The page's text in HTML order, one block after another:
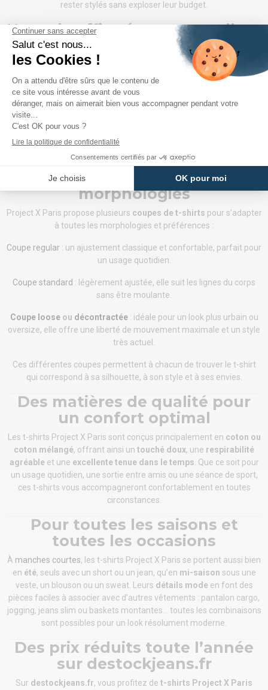
rester stylés sans exploser leur budget.
Un style affirmé pour une allure
Let-shirtest un basique essentiel dans toute garde-robe
masculine, mais Project X Paris en fait une
pièce forte du
dressing. Avec des motifs graphiques, des logos imposants,
des détails travailléset des couleurs variées, les t-shirts de la
marque s’adressent à ceux qui aiment affirmer leur personnalité à
travers leur style. Que vous soyez adepte du
vous recherchiez unetouche audacieuse
trouverez le modèle qui vous correspond.
Des coupes pour toutes les
morphologies
Project X Paris propose plusieurs coupes de t-shirts pour s’adapter
à toutes les morphologies et préférences :
Coupe regular : un ajustement classique et confortable, parfait pour
un usage quotidien.
Coupe standard : légèrement ajustée, elle suit les lignes du corps
sans être moulante.
Coupe looseou décontractée: idéale pour un look plus urbain ou
oversize, elle offre une liberté de mouvement maximale et un style
très actuel.
Ces différentes coupes permettent à chacun de trouver le t-shirt
qui correspond à sa silhouette, à son style et à ses envies.
Des matières de qualité pour
un confort optimal
Les t-shirts Project X Paris sont conçus principalement en coton ou
coton mélangé, offrant ainsi un touché doux, une respirabilité
agréableet une excellente tenue dans le temps . Que ce soit pour
un usage quotidien, une sortie entre amis ou une séance de sport,
ces t-shirts vous accompagneront confortablement en toutes
circonstances.
Pour toutes les saisons et
toutes les occasions
À manches courtes, les t-shirts Project X Paris se portent aussi bien
en été, seuls avec un short ou un jean, qu’en mi-saison sous une
veste, un blouson ou un sweat. Leurs détails modeen font des
pièces faciles à associer avec d’autres vêtements : pantalon cargo,
jogging, jeans slim ou baskets montantes… toutes les combinaisons
sont possibles pour un look résolument moderne.
Des prix réduits toute l’année
sur destockjeans.fr
Sur destockjeans.fr, vous profitez de t-shirts Project X Paris